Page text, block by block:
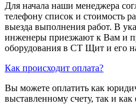
Для начала наши менеджера
телефону список и стоимость
выезда выполнения работ. В
инженеры приезжают к Вам и
оборудования в СТ Щит и его
Как происходит оплата?
Вы можете оплатить как
выставленному счету, так и